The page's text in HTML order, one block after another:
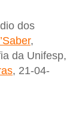
dos
,
da Unifesp,
, 21-04-